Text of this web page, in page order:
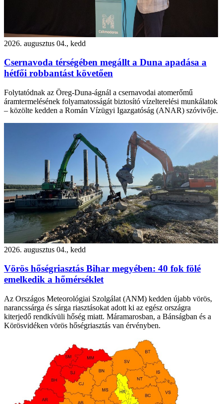
2026. augusztus 04., kedd
Csernavoda térségében megállt a Duna apadása a
hétfői robbantást követően
Folytatódnak az Öreg-Duna-ágnál a csernavodai atomerőmű
áramtermelésének folyamatosságát biztosító vízelterelési munkálatok
– közölte kedden a Román Vízügyi Igazgatóság (ANAR) szóvivője.
2026. augusztus 04., kedd
Vörös hőségriasztás Bihar megyében: 40 fok fölé
emelkedik a hőmérséklet
Az Országos Meteorológiai Szolgálat (ANM) kedden újabb vörös,
narancssárga és sárga riasztásokat adott ki az egész országra
kiterjedő rendkívüli hőség miatt. Máramarosban, a Bánságban és a
Körösvidéken vörös hőségriasztás van érvényben.